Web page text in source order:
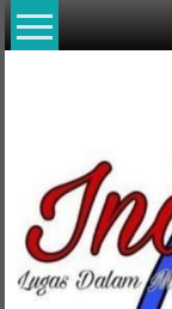
Lompat
ke